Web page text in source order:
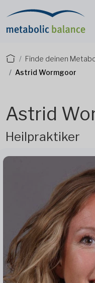
Finde deinen
Astrid Wormgoor
Astrid
Heilpraktiker